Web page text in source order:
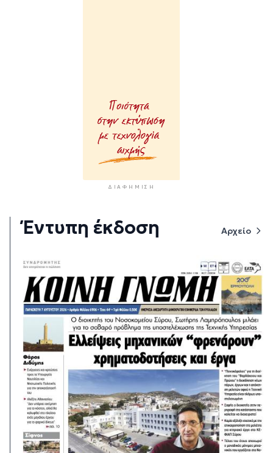
ΔΙΑΦΉΜΙΣΗ
Έντυπη έκδοση Αρχείο